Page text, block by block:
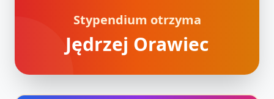
Stypendium otrzyma
Jędrzej Orawiec